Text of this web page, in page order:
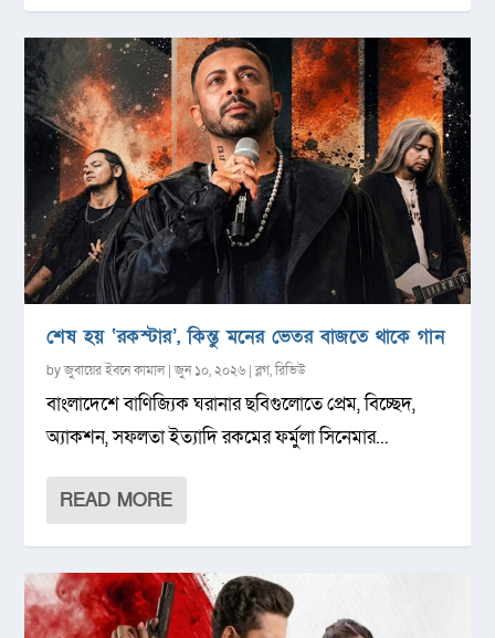
শেষ হয় ‘রকস্টার’, কিন্তু মনের ভেতর বাজতে থাকে গান
byজুবায়ের ইবনে কামাল|জুন ১০, ২০২৬ |ব্লগ,রিভিউ
বাংলাদেশে বাণিজ্যিক ঘরানার ছবিগুলোতে প্রেম, বিচ্ছেদ,
অ্যাকশন, সফলতা ইত্যাদি রকমের ফর্মুলা সিনেমার...
READ MORE